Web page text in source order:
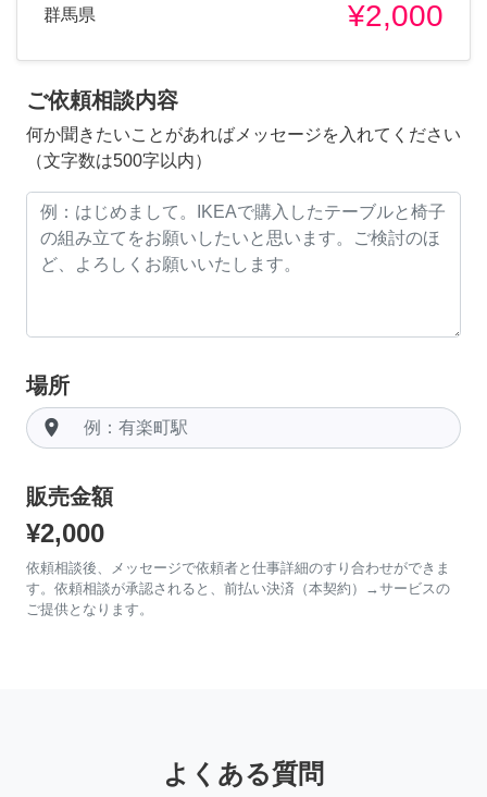
群馬県 ¥2,000
ご依頼相談内容
何か聞きたいことがあればメッセージを入れてください
（文字数は500字以内）
場所
room
販売金額
¥2,000
依頼相談後、メッセージで依頼者と仕事詳細のすり合わせができま
す。依頼相談が承認されると、前払い決済（本契約）→サービスの
ご提供となります。
よくある質問